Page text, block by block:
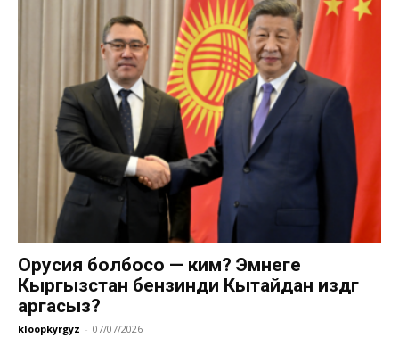
Орусия болбосо — ким? Эмнеге
Кыргызстан бензинди Кытайдан издөөгө
аргасыз?
kloopkyrgyz - 07/07/2026